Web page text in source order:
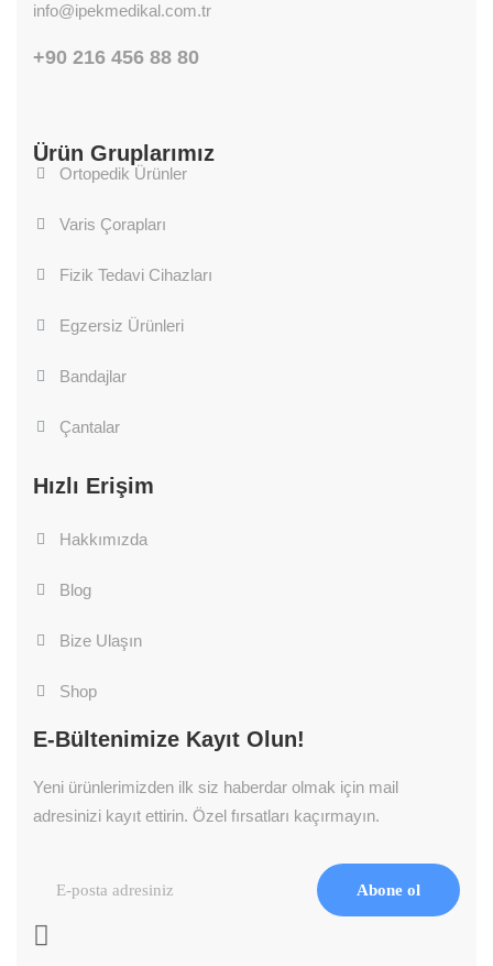
info@ipekmedikal.com.tr
+90 216 456 88 80
Ürün Gruplarımız
Ortopedik Ürünler
Varis Çorapları
Fizik Tedavi Cihazları
Egzersiz Ürünleri
Bandajlar
Çantalar
Hızlı Erişim
Hakkımızda
Blog
Bize Ulaşın
Shop
E-Bültenimize Kayıt Olun!
Yeni ürünlerimizden ilk siz haberdar olmak için mail
adresinizi kayıt ettirin. Özel fırsatları kaçırmayın.
Abone ol